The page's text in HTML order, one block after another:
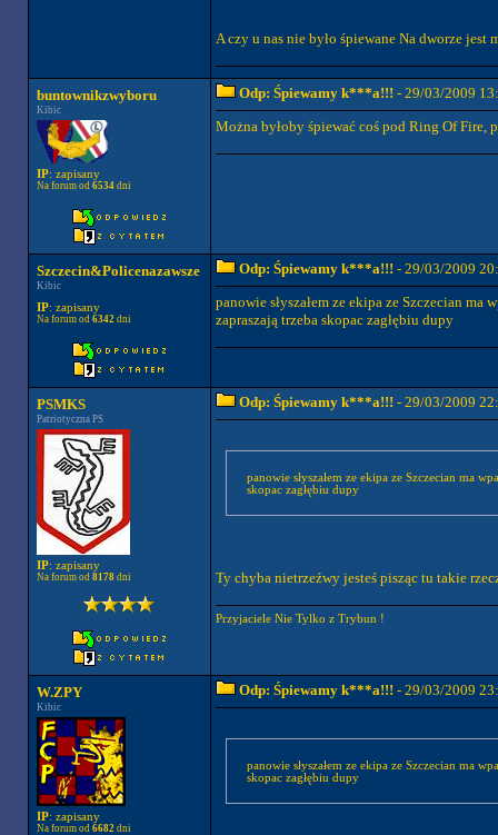
A czy u nas nie było śpiewane Na dworze
buntownikzwyboru
Kibic
IP: zapisany
Na forum od 6534dni
Odp: Śpiewamy k***a!!! - 29/03/2009
Można byłoby śpiewać coś pod Ring Of Fire,
Szczecin&Policenazawsze
Kibic
IP: zapisany
Na forum od 6342dni
Odp: Śpiewamy k***a!!! - 29/03/2009
panowie słyszałem ze ekipa ze Szczecian ma
zapraszają trzeba skopac zagłębiu dupy
PSMKS
Patriotyczna PS
IP: zapisany
Na forum od 8178dni
Odp: Śpiewamy k***a!!! - 29/03/2009
panowie słyszałem ze ekipa ze Szczecian ma
skopac zagłębiu dupy
Ty chyba nietrzeźwy jesteś pisząc tu takie
Przyjaciele Nie Tylko z Trybun !
W.ZPY
Kibic
IP: zapisany
Na forum od 6682dni
Odp: Śpiewamy k***a!!! - 29/03/2009
panowie słyszałem ze ekipa ze Szczecian ma
skopac zagłębiu dupy